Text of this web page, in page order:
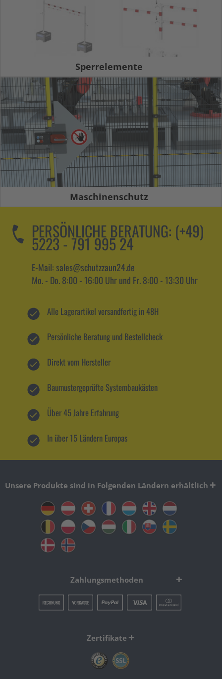
Sperrelemente
Maschinenschutz
PERSÖNLICHE BERATUNG: (+49)
5223 - 791 995 24
E-Mail: sales@schutzzaun24.de
Mo. - Do. 8:00 - 16:00 Uhr und Fr. 8:00 - 13:30 Uhr
Alle Lagerartikel versandfertig in 48H
Persönliche Beratung und Bestellcheck
Direkt vom Hersteller
Baumustergeprüfte Systembaukästen
Über 45 Jahre Erfahrung
In über 15 Ländern Europas
Unsere Produkte sind in Folgenden Ländern erhältlich
Zahlungsmethoden
Zertifikate